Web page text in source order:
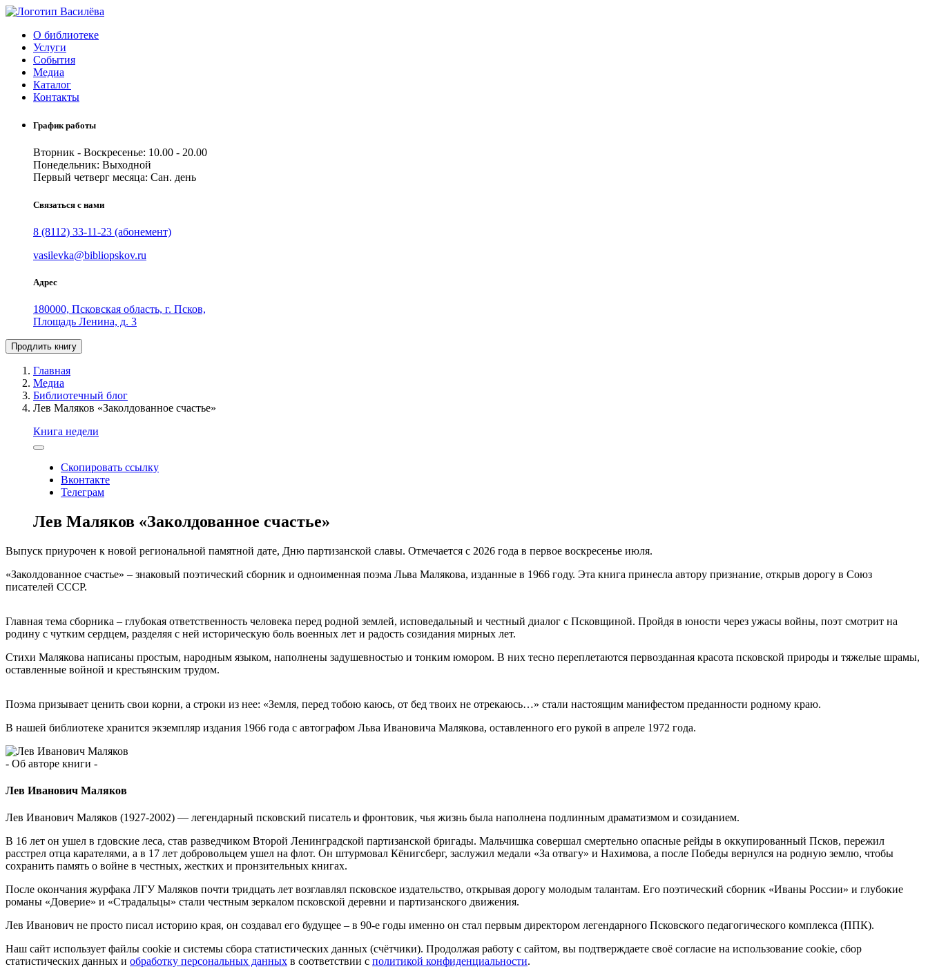
Skip
contentО библиотеке
Услуги
События
Медиа
Каталог
Контакты
График работы
Вторник - Воскресенье: 10.00 - 20.00
Понедельник: Выходной
Первый четверг месяца: Сан. день
Связаться с нами
8 (8112) 33-11-23 (абонемент)
vasilevka@bibliopskov.ru
Адрес
180000, Псковская область, г. Псков,
Площадь Ленина, д. 3
Продлить книгу
Главная
Медиа
Библиотечный блог
Лев Маляков «Заколдованное счастье»
Книга недели
Скопировать ссылку
Вконтакте
Телеграм
Лев Маляков «Заколдованное счастье»
Выпуск приурочен к новой региональной памятной дате, Дню партизанской славы. Отмечается с 2026 года в первое воскресенье июля.
«Заколдованное счастье» – знаковый поэтический сборник и одноименная поэма Льва Малякова, изданные в 1966 году. Эта книга принесла автору признание, открыв дорогу в Союз
писателей СССР.
Главная тема сборника – глубокая ответственность человека перед родной землей, исповедальный и честный диалог с Псковщиной. Пройдя в юности через ужасы войны, поэт смотрит на
родину с чутким сердцем, разделяя с ней историческую боль военных лет и радость созидания мирных лет.
Стихи Малякова написаны простым, народным языком, наполнены задушевностью и тонким юмором. В них тесно переплетаются первозданная красота псковской природы и тяжелые шрамы,
оставленные войной и крестьянским трудом.
Поэма призывает ценить свои корни, а строки из нее: «Земля, перед тобою каюсь, от бед твоих не отрекаюсь…» стали настоящим манифестом преданности родному краю.
В нашей библиотеке хранится экземпляр издания 1966 года с автографом Льва Ивановича Малякова, оставленного его рукой в апреле 1972 года.
- Об авторе книги -
Лев Иванович Маляков
Лев Иванович Маляков (1927-2002) — легендарный псковский писатель и фронтовик, чья жизнь была наполнена подлинным драматизмом и созиданием.
В 16 лет он ушел в гдовские леса, став разведчиком Второй Ленинградской партизанской бригады. Мальчишка совершал смертельно опасные рейды в оккупированный Псков, пережил
расстрел отца карателями, а в 17 лет добровольцем ушел на флот. Он штурмовал Кёнигсберг, заслужил медали «За отвагу» и Нахимова, а после Победы вернулся на родную землю, чтобы
сохранить память о войне в честных, жестких и пронзительных книгах.
После окончания журфака ЛГУ Маляков почти тридцать лет возглавлял псковское издательство, открывая дорогу молодым талантам. Его поэтический сборник «Иваны России» и глубокие
романы «Доверие» и «Страдальцы» стали честным зеркалом псковской деревни и партизанского движения.
Лев Иванович не просто писал историю края, он создавал его будущее – в 90-е годы именно он стал первым директором легендарного Псковского педагогического комплекса (ППК).
Наш сайт использует файлы cookie и системы сбора статистических данных (счётчики). Продолжая работу с сайтом, вы подтверждаете своё согласие на использование cookie, сбор
статистических данных и обработку персональных данных в соответствии с политикой конфиденциальности.